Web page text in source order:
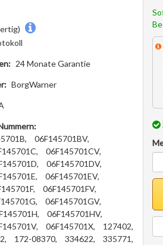
24 Monate Garantie
BorgWarner
06F145701BV,
06F145701CV,
06F145701DV,
06F145701EV,
06F145701FV,
06F145701GV,
06F145701HV,
06F145701X,
127402,
172-08370, 334622,
335771,